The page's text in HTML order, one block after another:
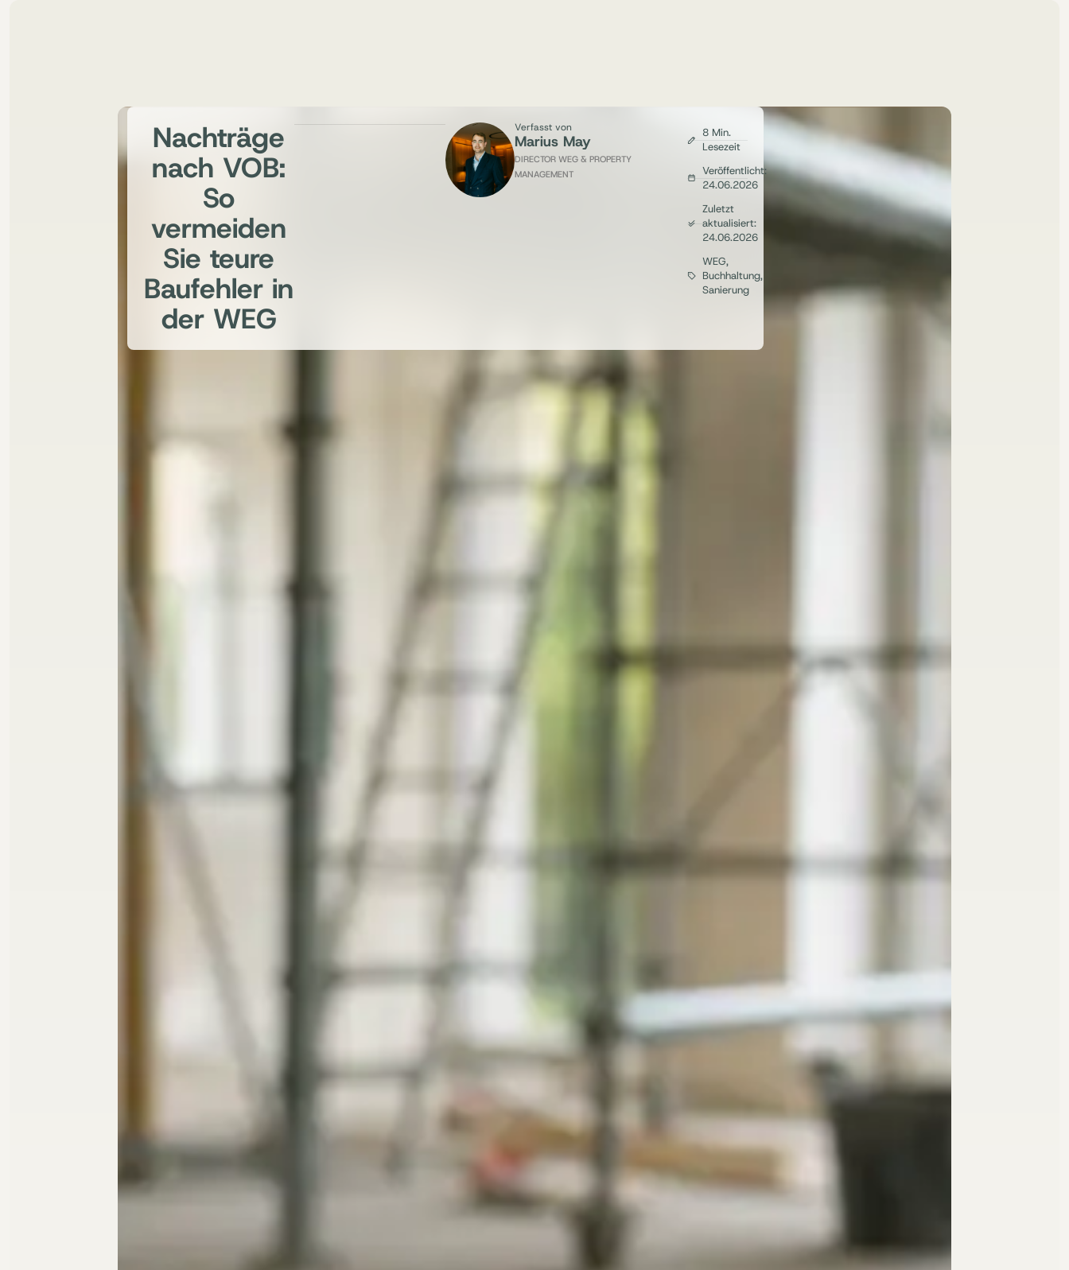
Nachträge
nach VOB:
So
vermeiden
Sie teure
Baufehler in
der WEG
Verfasst von
Marius May
DIRECTOR WEG & PROPERTY
MANAGEMENT
8 Min.
Lesezeit
Veröffentlicht:
24.06.2026
Zuletzt
aktualisiert:
24.06.2026
WEG,
Buchhaltung,
Sanierung